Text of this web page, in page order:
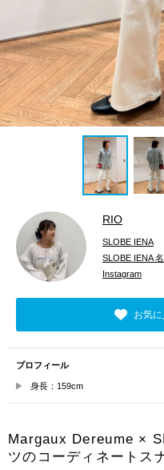
RIO
SLOBE IENA
SLOBE IENA
Instagram
お気
プロフィール
身長：159cm
Margaux Dereume ×
ツのコーディネートス